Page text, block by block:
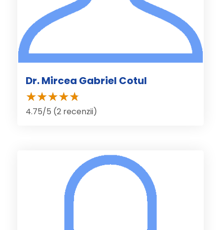
Dr. Mircea Gabriel Cotul
4.75/5 (2 recenzii)